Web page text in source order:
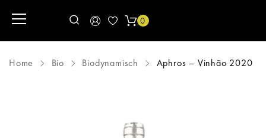
0
Home Bio Biodynamisch Aphros – Vinhão 2020